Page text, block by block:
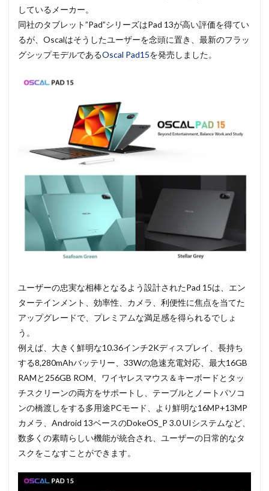
しているメーカー。
同社のタブレット”Pad”シリーズはPad 13が高い評価を得てい
るが、Oscalはそうしたユーザーを念頭に置き、最新のフラッ
グシップモデルであるOscal Pad15を発売しました。
ユーザーの忠実な相棒となるよう設計されたPad 15は、エン
ターテインメント、効率性、カメラ、利便性に焦点を当てた
アップグレードで、プレミアムな満足感を得られるでしょ
う。
例えば、大きく鮮明な10.36インチ2Kディスプレイ、長持ち
する8,280mAhバッテリー、33Wの急速充電対応、最大16GB
RAMと256GB ROM、ワイヤレスマウス＆キーボードとタッ
チスクリーンの両方をサポートし、テーブルとノートパソコ
ンの橋渡しをする多用途PCモード、より鮮明な16MP+13MP
カメラ、Android 13ベースのDokeOS_P 3.0 UIシステムなど、
数多くの素晴らしい機能が統合され、ユーザーの日常的なタ
スクをこなすことができます。